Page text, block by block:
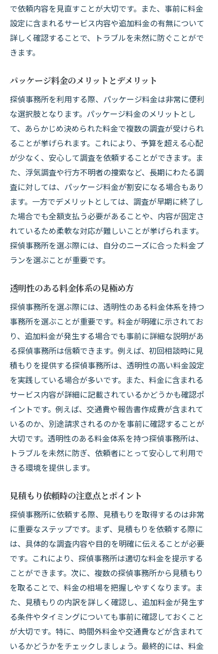
で依頼内容を見直すことが大切です。また、事前に料金
設定に含まれるサービス内容や追加料金の有無について
詳しく確認することで、トラブルを未然に防ぐことがで
きます。
パッケージ料金のメリットとデメリット
探偵事務所を利用する際、パッケージ料金は非常に便利
な選択肢となります。パッケージ料金のメリットとし
て、あらかじめ決められた料金で複数の調査が受けられ
ることが挙げられます。これにより、予算を超える心配
が少なく、安心して調査を依頼することができます。ま
た、浮気調査や行方不明者の捜索など、長期にわたる調
査に対しては、パッケージ料金が割安になる場合もあり
ます。一方でデメリットとしては、調査が早期に終了し
た場合でも全額支払う必要があることや、内容が固定さ
れているため柔軟な対応が難しいことが挙げられます。
探偵事務所を選ぶ際には、自分のニーズに合った料金プ
ランを選ぶことが重要です。
透明性のある料金体系の見極め方
探偵事務所を選ぶ際には、透明性のある料金体系を持つ
事務所を選ぶことが重要です。料金が明確に示されてお
り、追加料金が発生する場合でも事前に詳細な説明があ
る探偵事務所は信頼できます。例えば、初回相談時に見
積もりを提供する探偵事務所は、透明性の高い料金設定
を実践している場合が多いです。また、料金に含まれる
サービス内容が詳細に記載されているかどうかも確認ポ
イントです。例えば、交通費や報告書作成費が含まれて
いるのか、別途請求されるのかを事前に確認することが
大切です。透明性のある料金体系を持つ探偵事務所は、
トラブルを未然に防ぎ、依頼者にとって安心して利用で
きる環境を提供します。
見積もり依頼時の注意点とポイント
探偵事務所に依頼する際、見積もりを取得するのは非常
に重要なステップです。まず、見積もりを依頼する際に
は、具体的な調査内容や目的を明確に伝えることが必要
です。これにより、探偵事務所は適切な料金を提示する
ことができます。次に、複数の探偵事務所から見積もり
を取ることで、料金の相場を把握しやすくなります。ま
た、見積もりの内訳を詳しく確認し、追加料金が発生す
る条件やタイミングについても事前に確認しておくこと
が大切です。特に、時間外料金や交通費などが含まれて
いるかどうかをチェックしましょう。最終的には、料金